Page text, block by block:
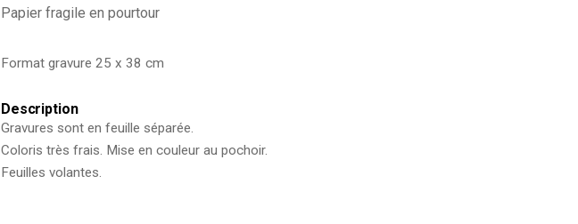
Papier fragile en pourtour
Format gravure 25 x 38 cm
Description
Gravures sont en feuille séparée.
Coloris très frais. Mise en couleur au pochoir.
Feuilles volantes.